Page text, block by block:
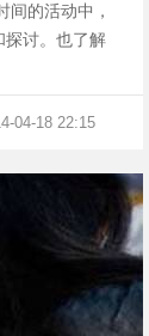
的活动中，
探讨。也了解
04-18 22:15